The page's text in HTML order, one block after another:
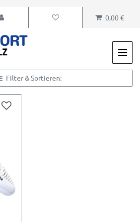
0,00 €
Filter & Sortieren: